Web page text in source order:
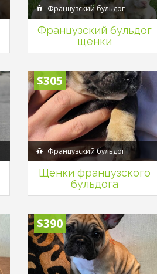
Французский бульдог
Французский бульдог
щенки
$305
Французский бульдог
Щенки французского
бульдога
$390